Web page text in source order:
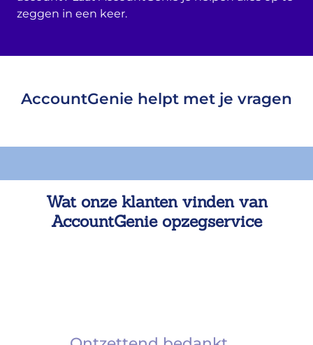
zeggen in een keer.
AccountGenie helpt met je vragen
Wat onze klanten vinden van
AccountGenie opzegservice